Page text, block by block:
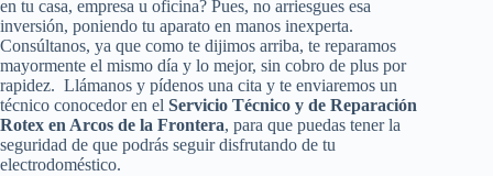
en tu casa, empresa u oficina? Pues, no arriesgues esa
inversión, poniendo tu aparato en manos inexperta.
Consúltanos, ya que como te dijimos arriba, te reparamos
mayormente el mismo día y lo mejor, sin cobro de plus por
rapidez. Llámanos y pídenos una cita y te enviaremos un
técnico conocedor en el Servicio Técnico y de Reparación
Rotex en Arcos de la Frontera, para que puedas tener la
seguridad de que podrás seguir disfrutando de tu
electrodoméstico.